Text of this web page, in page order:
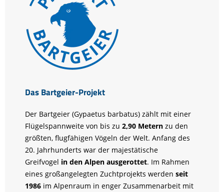
Das Bartgeier-Projekt
Der Bartgeier (Gypaetus barbatus) zählt mit einer
Flügelspannweite von bis zu 2,90 Metern zu den
größten, flugfähigen Vögeln der Welt. Anfang des
20. Jahrhunderts war der majestätische
Greifvogel in den Alpen ausgerottet. Im Rahmen
eines großangelegten Zuchtprojekts werden seit
1986 im Alpenraum in enger Zusammenarbeit mit